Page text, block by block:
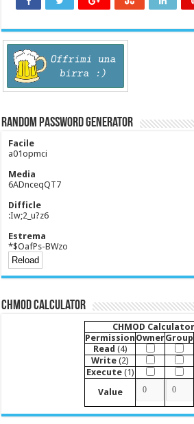
Random Password Generator
Facile
a01opmci
Media
6ADnceqQT7
Difficle
:Iw;2_u?z6
Estrema
*$OafPs-BWzo
CHMOD Calculator
CHMOD Calculator
Permission OwnerGroup
Read (4)
Write (2)
Execute(1)
Value